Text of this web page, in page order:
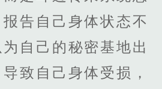
告自己身体状态不
自己的秘密基地出
致自己身体受损，